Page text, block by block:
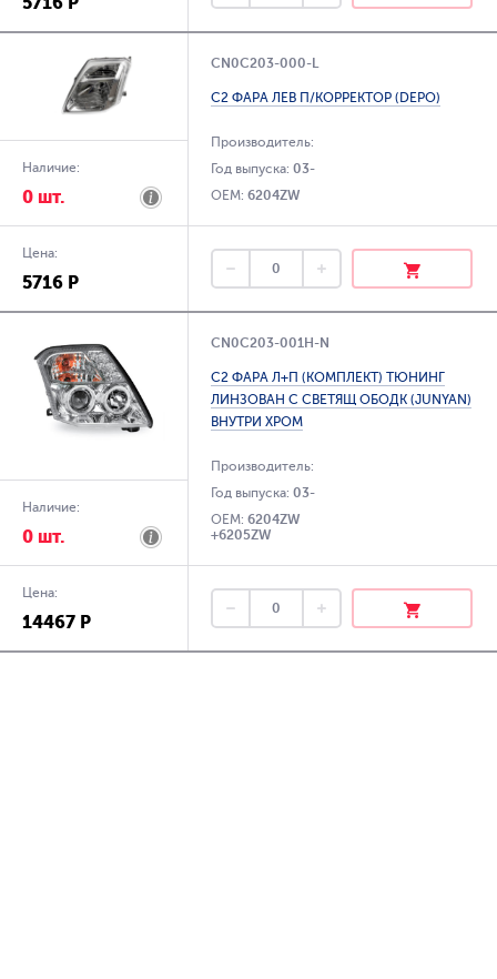
Наличие:
0 шт.
CN0C203-000-L
C2 ФАРА ЛЕВ П/КОРРЕКТОР (DEPO)
Производитель:
Год выпуска:03-
OEM:6204ZW
Цена:
5716 Р
Наличие:
0 шт.
CN0C203-001H-N
C2 ФАРА Л+П (КОМПЛЕКТ) ТЮНИНГ
ЛИНЗОВАН С СВЕТЯЩ ОБОДК (JUNYAN)
ВНУТРИ ХРОМ
Производитель:
Год выпуска:03-
OEM:6204ZW
+6205ZW
Цена:
14467 Р